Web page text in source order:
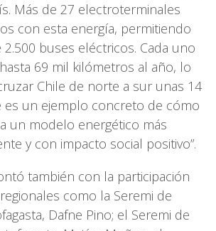
Más de 27 electroterminales
con esta energía, permitiendo
buses eléctricos. Cada uno
69 mil kilómetros al año, lo
Chile de norte a sur unas 14
es un ejemplo concreto de cómo
un modelo energético más
y con impacto social positivo”.
también con la participación
como la Seremi de
Dafne Pino; el Seremi de